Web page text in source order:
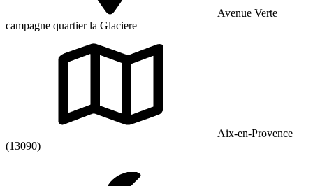
Avenue Verte
campagne quartier la Glaciere
Aix-en-Provence
(13090)